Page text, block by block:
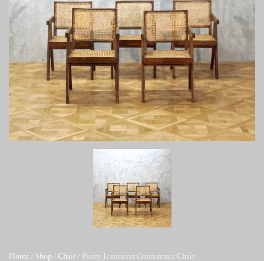
Home / Shop / Chair / Pierre Jeanneret Conference Chair